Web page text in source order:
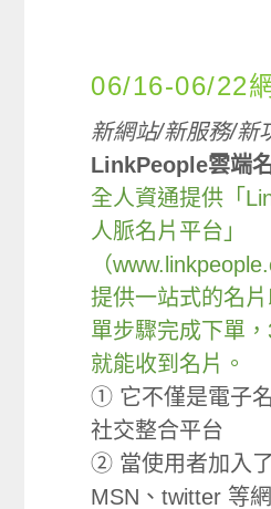
06/16-06/22
新網站/新服務/新
LinkPeople雲端
全人資通提供「
人脈名片平台」
（
提供一站式的名
單步驟完成下單
就能收到名片。
① 它不僅是電子
社交整合平台
② 當使用者加入
MSN、twitter 等